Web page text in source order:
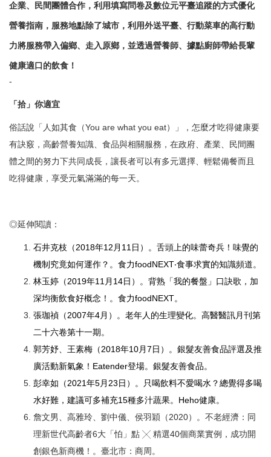
企業、民間團體合作，利用填寫問卷及數位元平臺追蹤的方式優化
營養指南，服務地點除了城市，利用外送平臺、行動菜車的高行動
力將服務帶入偏鄉、走入原鄉，並透過營養師、據點廚師帶給長輩
健康適口的飲食！
-
「拾」你適宜
俗話說「人如其食（You are what you eat）」，怎麼才吃得健康要
有訣竅，高齡營養知識、食品與相關服務，在政府、產業、民間團
體之間的努力下共同成長，讓長者可以有多元選擇、輕鬆備餐而且
吃得健康，享受元氣滿滿的每一天。
◎延伸閱讀：
石井克枝（2018年12月11日）。舌頭上的味蕾奇兵！味覺的
機制究竟如何運作？。食力foodNEXT‧食事求實的知識頻道。
林玉婷（2019年11月14日）。背熟「我的餐盤」口訣歌，加
深均衡飲食好概念！。食力foodNEXT。
張珈禎（2007年4月）。老年人的生理變化。高醫醫訊月刊第
二十六卷第十一期。
郭芳妤、王素梅（2018年10月7日）。銀髮友善食品評選及推
廣活動新氣象！Eatender登場。銀髮友善食品。
彭幸如（2021年5月23日）。只喝飲料不愛喝水？總覺得多喝
水好難，建議可多補充15種多汁蔬果。Heho健康。
詹文男、高雅玲、劉中儀、侯羽穎（2020）。不老經濟：同
理新世代高齡者6大「怕」點 ╳ 精選40個商業實例，成功開
創銀色新商機！。臺北市：商周。